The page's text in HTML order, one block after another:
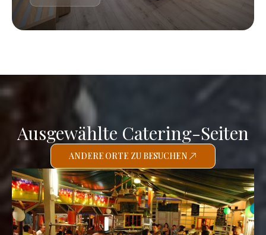
Ausgewählte Catering-Seiten
ANDERE ORTE ZU BESUCHEN